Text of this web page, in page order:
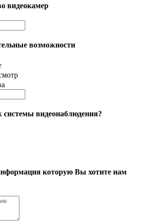
видеокамер
возможности
видеонаблюдения?
которую Вы хотите нам